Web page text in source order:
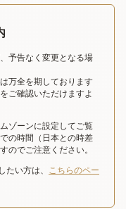
予告なく変更となる場
万全を期しております
ご確認いただけますよ
ゾーンに設定してご覧
の時間（日本との時差
のでご注意ください。
たい方は、 こちらのペー